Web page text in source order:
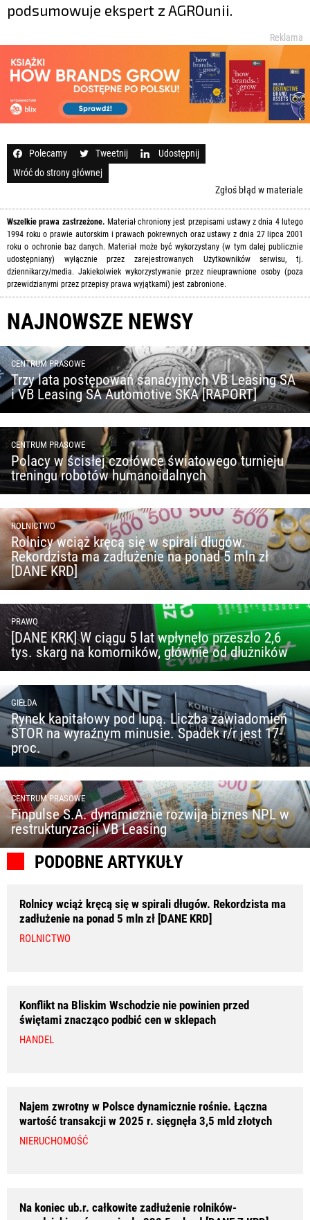
podsumowuje ekspert z AGROunii.
Reklama
Polecamy Tweetnij
Udostępnij
Wróć do strony głównej
Zgłoś błąd w materiale
Wszelkie prawa zastrzeżone. Materiał chroniony jest przepisami ustawy z dnia 4 lutego
1994 roku o prawie autorskim i prawach pokrewnych oraz ustawy z dnia 27 lipca 2001
roku o ochronie baz danych. Materiał może być wykorzystany (w tym dalej publicznie
udostępniany) wyłącznie przez zarejestrowanych Użytkowników serwisu, tj.
dziennikarzy/media. Jakiekolwiek wykorzystywanie przez nieuprawnione osoby (poza
przewidzianymi przez przepisy prawa wyjątkami) jest zabronione.
NAJNOWSZE NEWSY
CENTRUM PRASOWE
Trzy lata postępowań sanacyjnych VB Leasing SA
i VB Leasing SA Automotive SKA [RAPORT]
CENTRUM PRASOWE
Polacy w ścisłej czołówce światowego turnieju
treningu robotów humanoidalnych
ROLNICTWO
Rolnicy wciąż kręcą się w spirali długów.
Rekordzista ma zadłużenie na ponad 5 mln zł
[DANE KRD]
PRAWO
[DANE KRK] W ciągu 5 lat wpłynęło przeszło 2,6
tys. skarg na komorników, głównie od dłużników
GIEŁDA
Rynek kapitałowy pod lupą. Liczba zawiadomień
STOR na wyraźnym minusie. Spadek r/r jest 17-
proc.
CENTRUM PRASOWE
Finpulse S.A. dynamicznie rozwija biznes NPL w
restrukturyzacji VB Leasing
PODOBNE ARTYKUŁY
Rolnicy wciąż kręcą się w spirali długów. Rekordzista ma
zadłużenie na ponad 5 mln zł [DANE KRD]
ROLNICTWO
Konflikt na Bliskim Wschodzie nie powinien przed
świętami znacząco podbić cen w sklepach
HANDEL
Najem zwrotny w Polsce dynamicznie rośnie. Łączna
wartość transakcji w 2025 r. sięgnęła 3,5 mld złotych
NIERUCHOMOŚĆ
Na koniec ub.r. całkowite zadłużenie rolników-